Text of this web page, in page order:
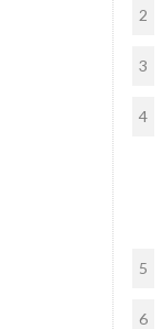
2
3
4
5
6